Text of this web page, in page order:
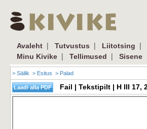
Avaleht | Tutvustus | Liitotsing |
Minu Kivike | Tellimused | Sisene
> Säilik > Esitus > Palad
Fail | Tekstipilt | H III 17,